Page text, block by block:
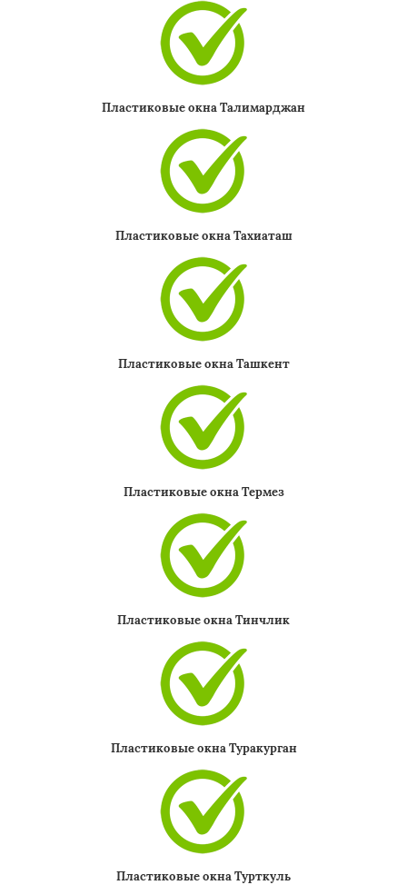
Пластиковые окна Талимарджан
Пластиковые окна Тахиаташ
Пластиковые окна Ташкент
Пластиковые окна Термез
Пластиковые окна Тинчлик
Пластиковые окна Туракурган
Пластиковые окна Турткуль